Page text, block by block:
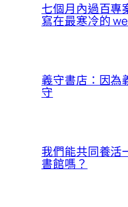
七個月內過百專
寫在最寒冷的
義守書店：因為
守
我們能共同養活
書館嗎？